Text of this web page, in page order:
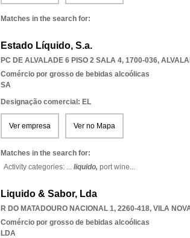
Matches in the search for:
Estado Líquido, S.a.
PC DE ALVALADE 6 PISO 2 SALA 4, 1700-036,
Comércio por grosso de bebidas alcoólicas
SA
Designação comercial: EL
Ver empresa Ver no Mapa
Matches in the search for:
Activity categories: ... liquido, port wine...
Liquido & Sabor, Lda
R DO MATADOURO NACIONAL 1, 2260-418, VILA
Comércio por grosso de bebidas alcoólicas
LDA